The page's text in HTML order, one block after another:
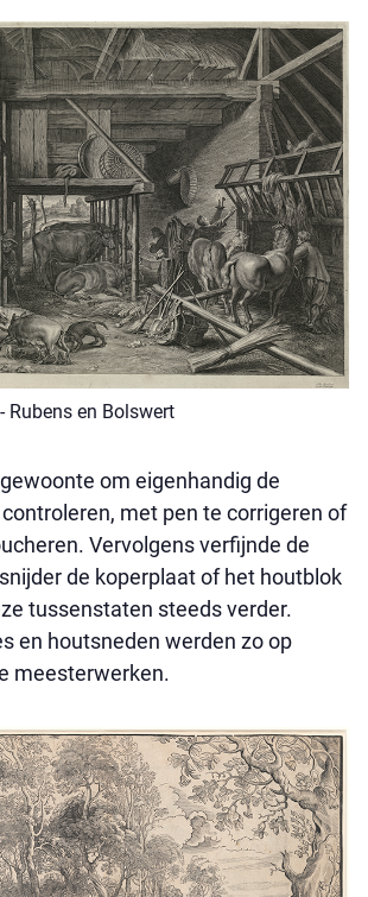
- Rubens en Bolswert
om eigenhandig de
met pen te corrigeren of
Vervolgens verfijnde de
de koperplaat of het houtblok
tussenstaten steeds verder.
en houtsneden werden zo op
meesterwerken.